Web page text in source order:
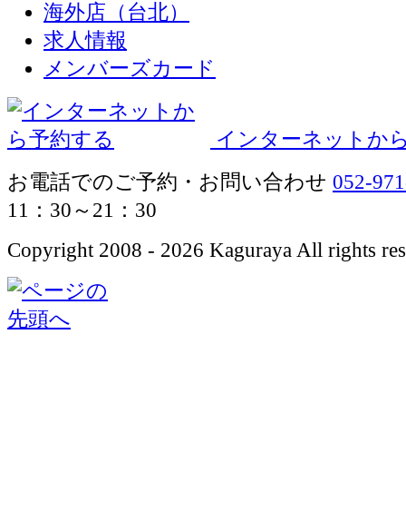
海外店（台北）
求人情報
メンバーズカード
インターネットか
お電話でのご予約・お問い合わせ 052-
11：30～21：30
Copyright 2008 - 2026 Kaguraya All rights